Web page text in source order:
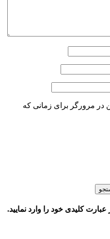
در مرورگر برای زمانی که
کلیدی خود را وارد نمایید.